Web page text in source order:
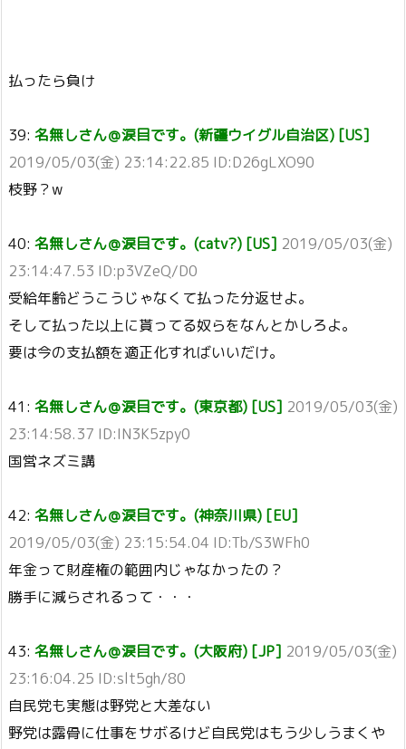
払ったら負け
39: 名無しさん＠涙目です。(新疆ウイグル自治区) [US]
2019/05/03(金) 23:14:22.85 ID:D26gLXO90
枝野？w
40: 名無しさん＠涙目です。(catv?) [US] 2019/05/03(金)
23:14:47.53 ID:p3VZeQ/D0
受給年齢どうこうじゃなくて払った分返せよ。
そして払った以上に貰ってる奴らをなんとかしろよ。
要は今の支払額を適正化すればいいだけ。
41: 名無しさん＠涙目です。(東京都) [US] 2019/05/03(金)
23:14:58.37 ID:IN3K5zpy0
国営ネズミ講
42: 名無しさん＠涙目です。(神奈川県) [EU]
2019/05/03(金) 23:15:54.04 ID:Tb/S3WFh0
年金って財産権の範囲内じゃなかったの？
勝手に減らされるって・・・
43: 名無しさん＠涙目です。(大阪府) [JP] 2019/05/03(金)
23:16:04.25 ID:slt5gh/80
自民党も実態は野党と大差ない
野党は露骨に仕事をサボるけど自民党はもう少しうまくや